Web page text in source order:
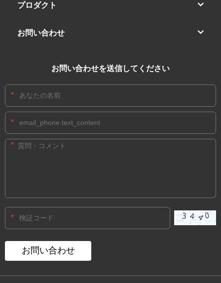
プロダクト
お問い合わせ
お問い合わせを送信してください
*
*
*
*